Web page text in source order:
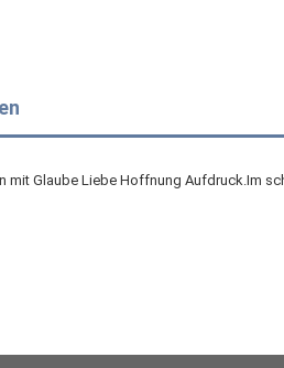
mit Glaube Liebe Hoffnung Aufdruck.Im